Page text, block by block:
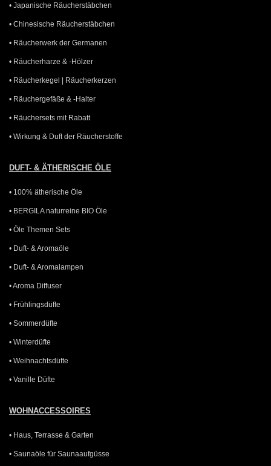
• Japanische Räucherstäbchen
• Chinesische Räucherstäbchen
• Räucherwerk der Germanen
• Räucherharze & -Hölzer
• Räucherkegel | Räucherkerzen
• Räuchergefäße & -Halter
• Räuchersets mit Rabatt
• Wirkung & Duft der Räucherstoffe
DUFT- & ÄTHERISCHE ÖLE
• 100% ätherische Öle
• BERGILA naturreine BIO Öle
• Öle Themen Sets
• Duft- & Aromaöle
• Duft- & Aromalampen
• Aroma Diffuser
• Frühlingsdüfte
• Sommerdüfte
• Winterdüfte
• Weihnachtsdüfte
• Vanille Düfte
WOHNACCESSOIRES
• Haus, Terrasse & Garten
• Saunaöle für Saunaaufgüsse